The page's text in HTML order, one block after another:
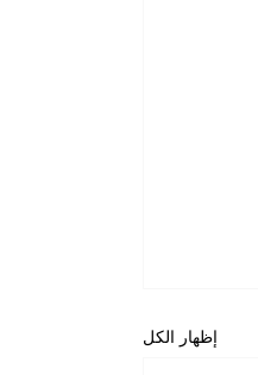
إظهار الكل